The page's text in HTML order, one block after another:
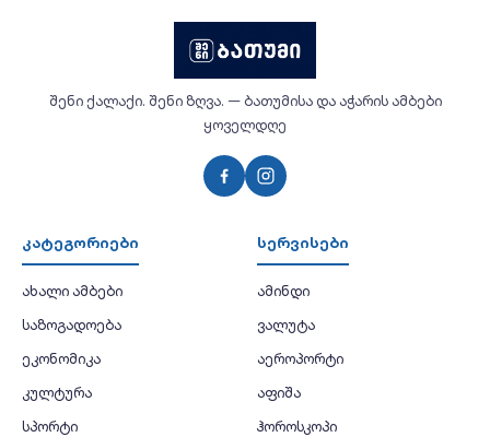
შენი ქალაქი. შენი ზღვა. — ბათუმისა და აჭარის ამბები
ყოველდღე
კატეგორიები
ახალი ამბები
საზოგადოება
ეკონომიკა
კულტურა
სპორტი
სერვისები
ამინდი
ვალუტა
აეროპორტი
აფიშა
ჰოროსკოპი